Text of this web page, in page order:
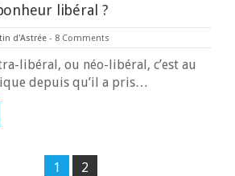
libéral ?
d'Astrée - 8 Comments
libéral, ou néo-libéral, c’est au
depuis qu’il a pris…
1 2